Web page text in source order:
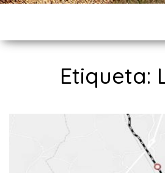
Etiqueta: